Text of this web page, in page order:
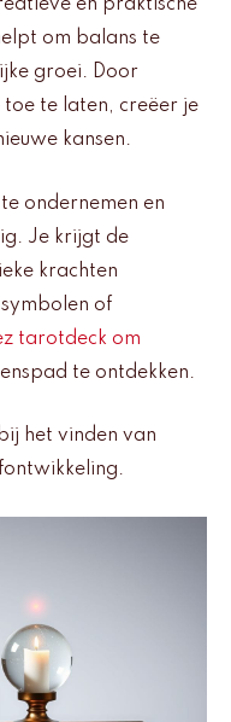
en praktische
om balans te
groei. Door
te laten, creëer je
kansen.
ondernemen en
Je krijgt de
krachten
of
tarotdeck om
te ontdekken.
het vinden van